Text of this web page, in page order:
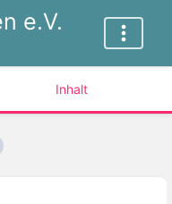
e.V.
Inhalt